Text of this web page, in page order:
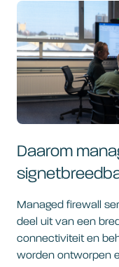
Daarom
Managed firewall
deel uit van een
connectiviteit en
worden ontworpen